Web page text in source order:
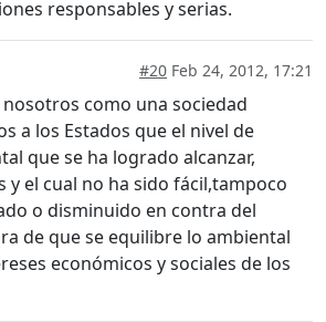
responsables y serias.
#20 Feb 24, 2012, 17:21
como una sociedad
a los Estados que el nivel de
que se ha logrado alcanzar,
y el cual no ha sido fácil,tampoco
o disminuido en contra del
de que se equilibre lo ambiental
económicos y sociales de los